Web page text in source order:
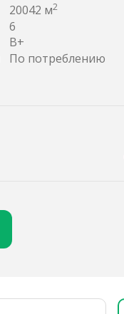
20042 м2
6
B+
По потреблению